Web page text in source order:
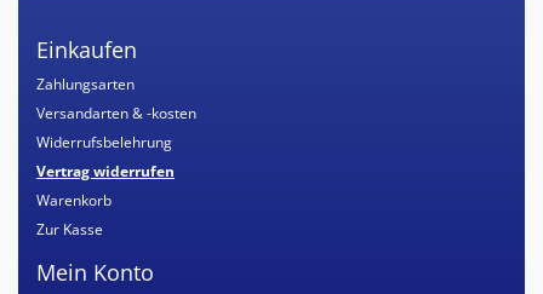
Einkaufen
Zahlungsarten
Versandarten & -kosten
Widerrufsbelehrung
Vertrag widerrufen
Warenkorb
Zur Kasse
Mein Konto